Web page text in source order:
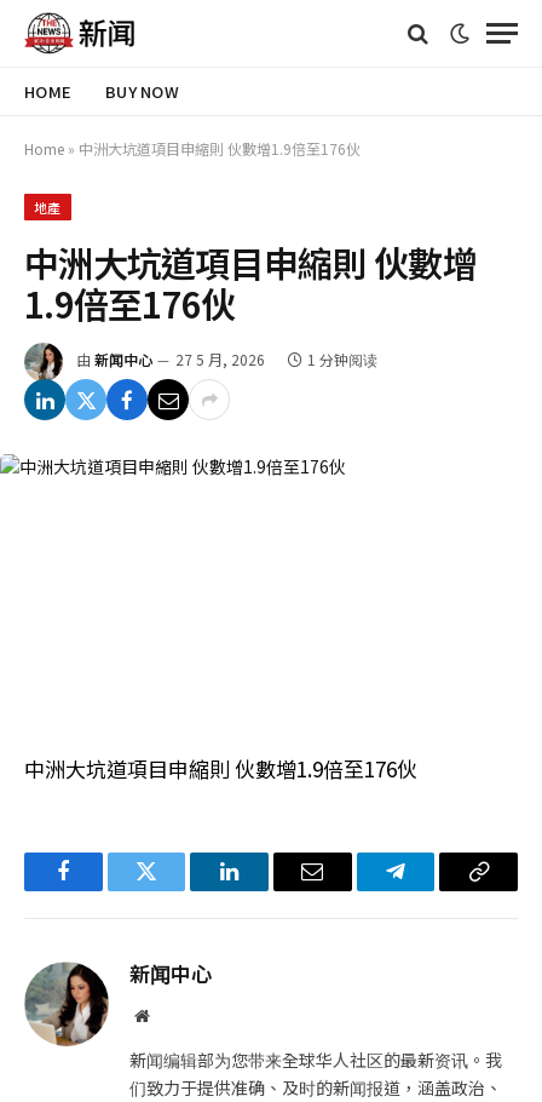
HOME BUY NOW
Home » 中洲大坑道項目申縮則 伙數增1.9倍至176伙
地產
中洲大坑道項目申縮則 伙數增
1.9倍至176伙
由 新闻中心 27 5 月, 2026 1 分钟阅读
中洲大坑道項目申縮則 伙數增1.9倍至176伙
FacebookTwitter LinkedIn电
Telegram复
新闻中心
网
新闻编辑部为您带来全球华人社区的最新资讯。我
们致力于提供准确、及时的新闻报道，涵盖政治、